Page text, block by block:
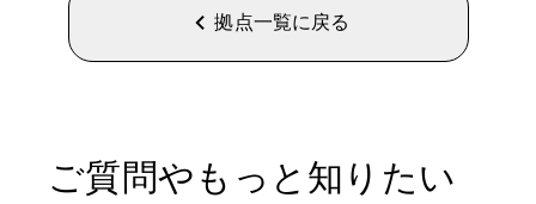
拠点一覧に戻る
ご質問やもっと知りたい